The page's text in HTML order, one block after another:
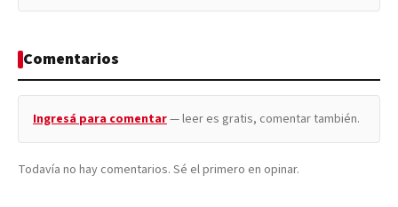
Comentarios
Ingresá para comentar— leer es gratis, comentar también.
Todavía no hay comentarios. Sé el primero en opinar.